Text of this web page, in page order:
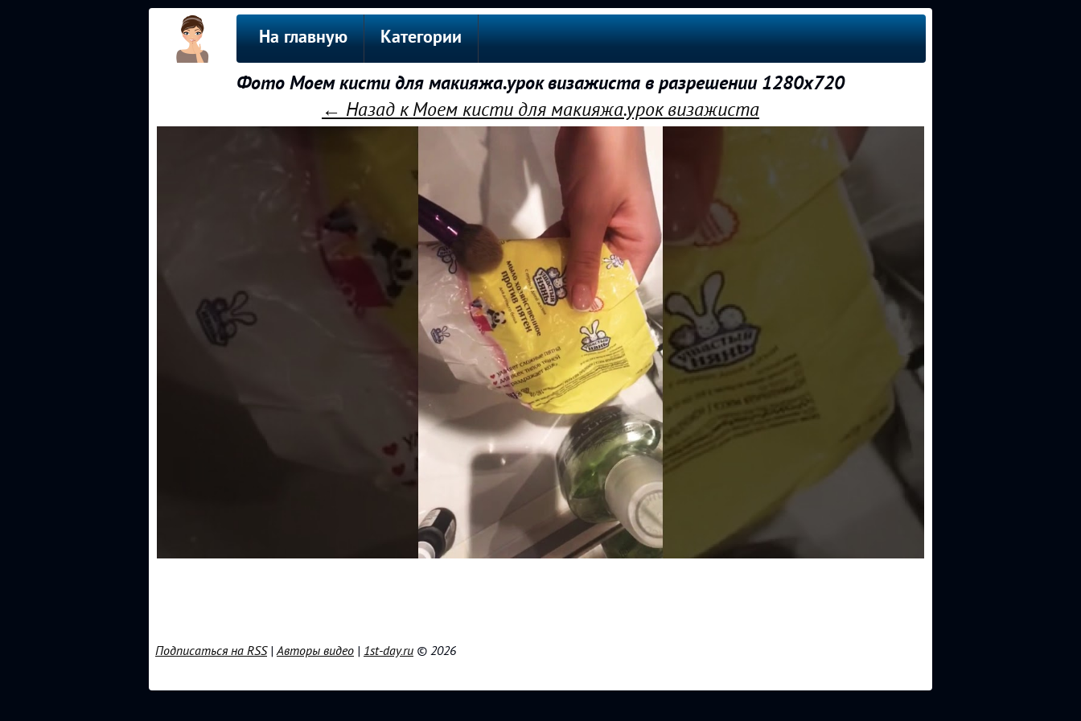
На главную Категории
Фото Моем кисти для макияжа.урок визажиста в разрешении 1280x720
← Назад к Моем кисти для макияжа.урок визажиста
Подписаться на RSS|Авторы видео | 1st-day.ru © 2026